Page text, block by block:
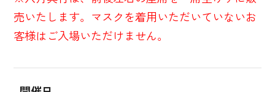
売いたします。マスクを着用いただいていないお
客様はご入場いただけません。